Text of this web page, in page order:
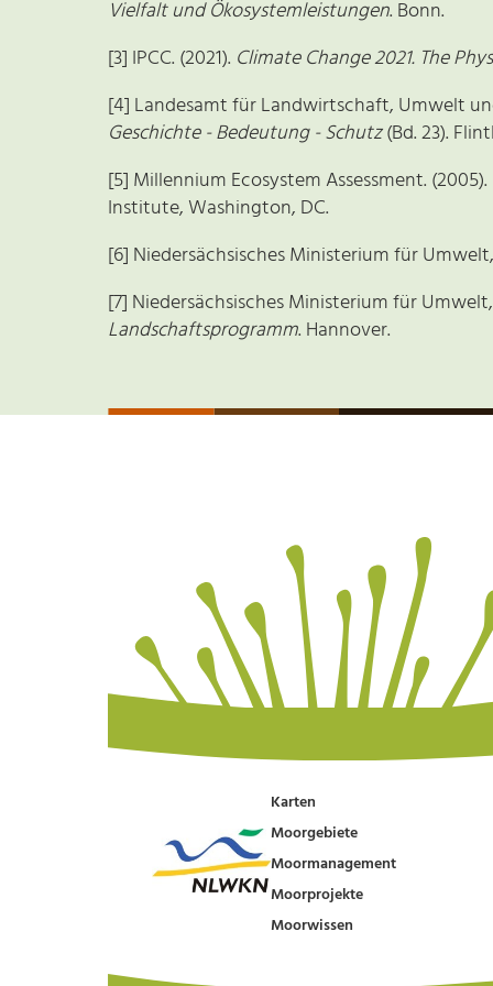
Vielfalt und Ökosystemleistungen. Bonn.
[3] IPCC. (2021). Climate Change 2021. The
[4] Landesamt für Landwirtschaft, Umwelt
Geschichte - Bedeutung - Schutz(Bd. 23).
[5] Millennium Ecosystem Assessment. (2005).
Institute, Washington, DC.
[6] Niedersächsisches Ministerium für
[7] Niedersächsisches Ministerium für
Landschaftsprogramm. Hannover.
Karten
Moorgebiete
Moormanagement
Moorprojekte
Moorwissen